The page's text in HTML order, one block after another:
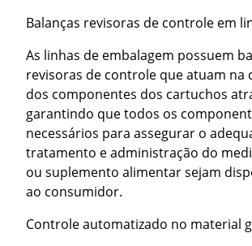
Balanças revisoras de controle em
As linhas de embalagem possuem
revisoras de controle que atuam na
dos componentes dos cartuchos
garantindo que todos os
necessários para assegurar o
tratamento e administração do
ou suplemento alimentar sejam
ao consumidor.
Controle automatizado no material